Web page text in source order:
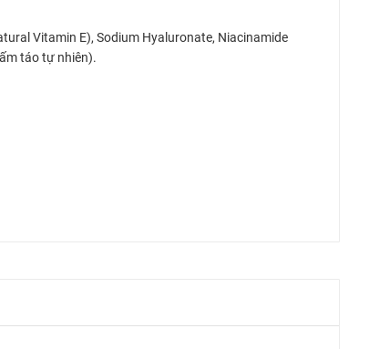
Vitamin E), Sodium Hyaluronate, Niacinamide
táo tự nhiên).